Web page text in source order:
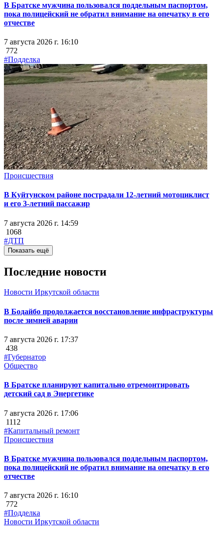
В Братске мужчина пользовался поддельным паспортом,
пока полицейский не обратил внимание на опечатку в его
отчестве
7 августа 2026 г. 16:10
772
#Подделка
Происшествия
В Куйтунском районе пострадали 12-летний мотоциклист
и его 3-летний пассажир
7 августа 2026 г. 14:59
1068
#ДТП
Показать ещё
Последние новости
Новости Иркутской области
В Бодайбо продолжается восстановление инфраструктуры
после зимней аварии
7 августа 2026 г. 17:37
438
#Губернатор
Общество
В Братске планируют капитально отремонтировать
детский сад в Энергетике
7 августа 2026 г. 17:06
1112
#Капитальный ремонт
Происшествия
В Братске мужчина пользовался поддельным паспортом,
пока полицейский не обратил внимание на опечатку в его
отчестве
7 августа 2026 г. 16:10
772
#Подделка
Новости Иркутской области